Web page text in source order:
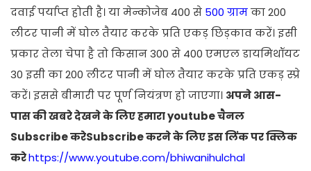
दवाई पर्याप्त होती है। या मेन्कोजेब 400 से 500 ग्रामका 200
लीटर पानी में घोल तैयार करके प्रति एकड़ छिड़काव करें। इसी
प्रकार तेला चेपा है तो किसान 300 से 400 एमएल डायमिथॉयट
30 इसी का 200 लीटर पानी में घोल तैयार करके प्रति एकड़ स्प्रे
करें। इससे बीमारी पर पूर्ण नियंत्रण हो जाएगा। अपने आस-
पास की खबरे देखने के लिए हमारा youtube चैनल
Subscribe करेSubscribe करने के लिए इस लिंक पर क्लिक
करेhttps://www.youtube.com/bhiwanihulchal